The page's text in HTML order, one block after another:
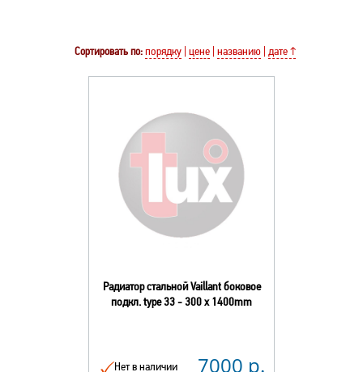
Сортировать по: порядку цене названию дате ↑
Радиатор стальной Vaillant боковое
подкл. type 33 - 300 x 1400mm
Нет в наличии 7000 р.